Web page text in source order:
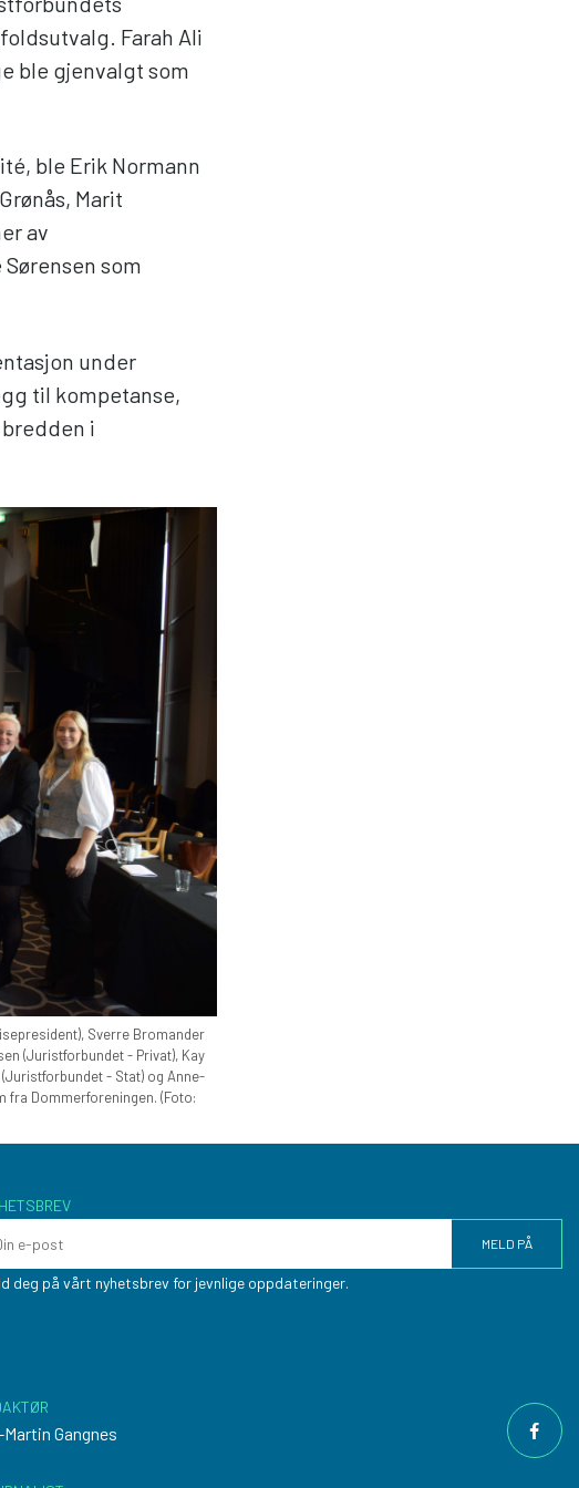
Farah Ali
ble gjenvalgt som
ble Erik Normann
Marit
av
som
under
til kompetanse,
i
Sverre Bromander
(Juristforbundet - Privat), Kay
- Stat) og Anne-
fra Dommerforeningen. (Foto:
deg på vårt nyhetsbrev for jevnlige oppdateringer.
Martin Gangnes